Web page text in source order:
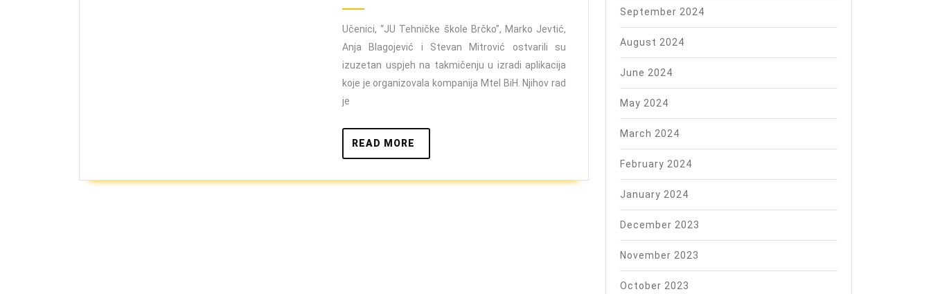
škole
Brčko”
među
najboljima
izborili
Učenici, “JU Tehničke škole Brčko”, Marko Jevtić,
Anja Blagojević i Stevan Mitrović ostvarili su
izuzetan uspjeh na takmičenju u izradi aplikacija
koje je organizovala kompanija Mtel BiH. Njihov rad
je
READ MORE
MORE
September 2024
August 2024
June 2024
May 2024
March 2024
February 2024
January 2024
December 2023
November 2023
October 2023